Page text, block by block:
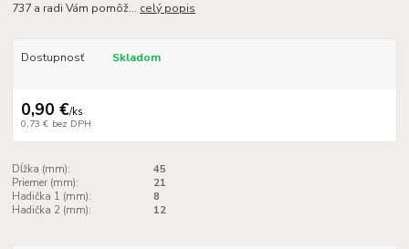
737 a radi Vám pomôž... celý popis
Dostupnosť Skladom
0,90 €/ks
0,73 € bez DPH
Dĺžka (mm):
45
Priemer (mm):
21
Hadička 1 (mm):
8
Hadička 2 (mm):
12